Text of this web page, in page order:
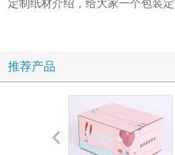
定制纸材介绍，给大家一个包装定
推荐产品